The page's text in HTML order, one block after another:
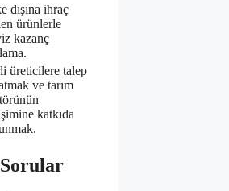
dışına ihraç
ürünlerle
kazanç
üreticilere talep
ve tarım
katkıda